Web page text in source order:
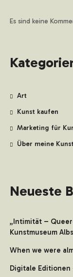
Es sind keine
Art
Kunst kaufen
Marketing für
Über meine Kunst
Neueste
„Intimität –
Kunstmuseum
When we were
Digitale